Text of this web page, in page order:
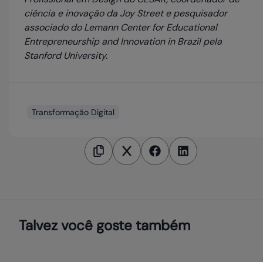
ciência e inovação da Joy Street e pesquisador
associado do Lemann Center for Educational
Entrepreneurship and Innovation in Brazil pela
Stanford University.
Transformação Digital
Talvez você goste também